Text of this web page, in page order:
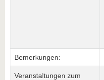
Bemerkungen:
Veranstaltungen zum